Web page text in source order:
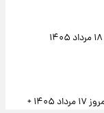
ارزش سهام عدالت برای امروز ۱۷ مرداد ۱۴۰۵ +